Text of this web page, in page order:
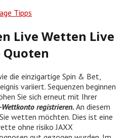
Tipps
Live Wetten Live
die einzigartige Spin & Bet,
variiert. Sequenzen beginnen
Sie sich erneut mit Ihrer
registrieren. An diesem
wetten möchten. Dies ist eine
ohne risiko JAXX